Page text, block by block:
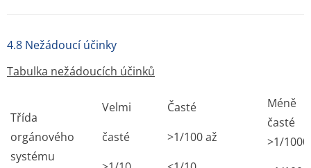
4.8 Nežádoucí účinky
Tabulka nežádoucích účinků
Třída
orgánového
systému
Velmi
časté
Časté
>1/100 až
Méně
časté
>1/